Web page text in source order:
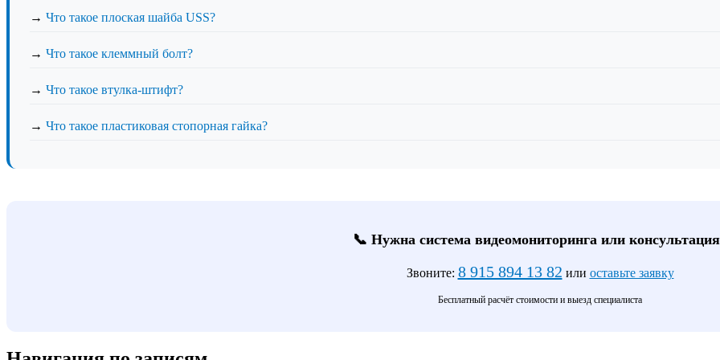
→ Что такое плоская шайба USS?
→ Что такое клеммный болт?
→ Что такое втулка-штифт?
→ Что такое пластиковая стопорная гайка?
📞 Нужна система видеомониторинга или
Звоните: 8 915 894 13 82 или оставьте заявку
Бесплатный расчёт стоимости и выезд специалиста